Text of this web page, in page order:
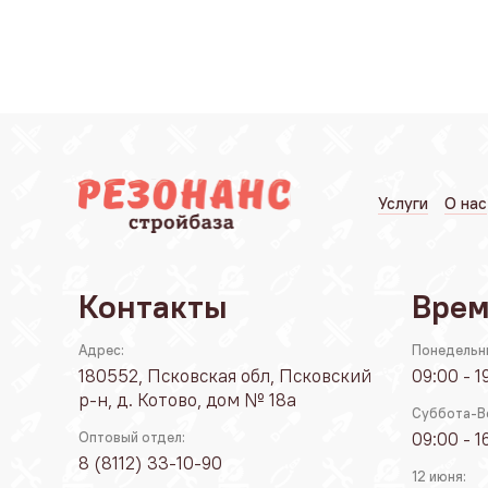
Услуги О нас
Контакты
Адрес:
180552, Псковская обл, Псковский
р-н, д. Котово, дом № 18а
Оптовый отдел:
8 (8112) 33-10-90
09:00 -
Суббота-
09:00 -
12 июня: